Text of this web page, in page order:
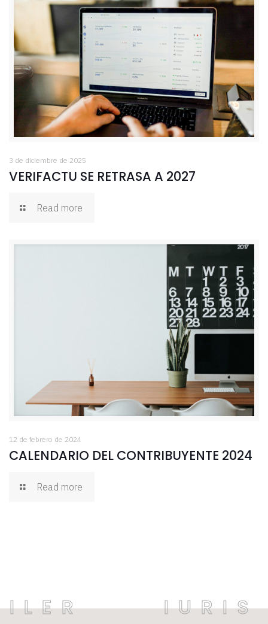
3 de diciembre de 2025
VERIFACTU SE RETRASA A 2027
Read more
12 de febrero de 2024
CALENDARIO DEL CONTRIBUYENTE 2024
Read more